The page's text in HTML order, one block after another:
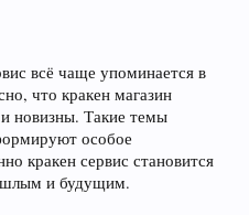
всё чаще упоминается в
что кракен магазин
новизны. Такие темы
особое
кракен сервис становится
и будущим.